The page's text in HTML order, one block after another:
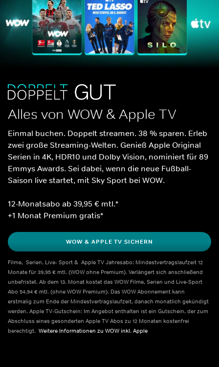
Alles von WOW & Apple TV
Einmal buchen. Doppelt streamen. 38 % sparen. Erleb
zwei große Streaming-Welten. Genieß Apple Original
Serien in 4K, HDR10 und Dolby Vision, nominiert für 89
Emmys Awards. Sei dabei, wenn die neue Fußball-
Saison live startet, mit Sky Sport bei WOW.
12-Monatsabo ab 39,95 € mtl.*
+1 Monat Premium gratis*
WOW & APPLE TV SICHERN
Filme,  Serien, Live- Sport &  Apple TV Jahresabo: Mindestvertragslaufzeit 12
Monate für 39,95 € mtl. (WOW ohne Premium). Verlängert sich anschließend
unbefristet. Ab dem 13. Monat kostet das WOW Filme, Serien und Live-Sport
Abo 54,94 € mtl. (ohne WOW Premium). Das WOW Abonnement kann
erstmalig zum Ende der Mindestvertragslaufzeit, danach monatlich gekündigt
werden. Apple TV-Gutschein: Im Angebot enthalten ist ein Gutschein, der zum
Abschluss eines gesonderten Apple TV Abos zu 12 Monaten kostenfrei
berechtigt. Weitere Informationen zu WOW inkl. Apple